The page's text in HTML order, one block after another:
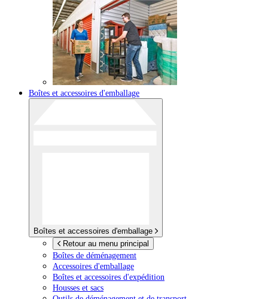
Boîtes et accessoires d'emballage
Boîtes et accessoires d'emballage
Retour au menu principal
Boîtes de déménagement
Accessoires d'emballage
Boîtes et accessoires d'expédition
Housses et sacs